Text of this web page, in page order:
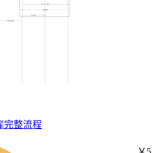
完整流程